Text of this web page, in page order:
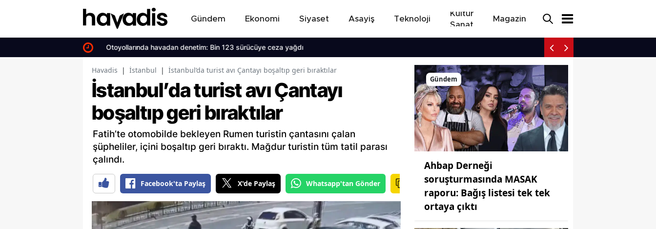
Gündem Ekonomi Siyaset Asayiş Teknoloji
Kültür
Sanat
Magazin
Otoyollarında havadan denetim: Bin 123 sürücüye ceza yağdı
Havadis | İstanbul | İstanbul’da turist avı Çantayı boşaltıp geri bıraktılar
İstanbul’da turist avı Çantayı
boşaltıp geri bıraktılar
Fatih’te otomobilde bekleyen Rumen turistin çantasını çalan
şüpheliler, içini boşaltıp geri bıraktı. Mağdur turistin tüm tatil parası
çalındı.
Facebook'ta Paylaş X'de Paylaş Whatsapp'tan Gönder
Gündem
Ahbap Derneği
soruşturmasında MASAK
raporu: Bağış listesi tek tek
ortaya çıktı